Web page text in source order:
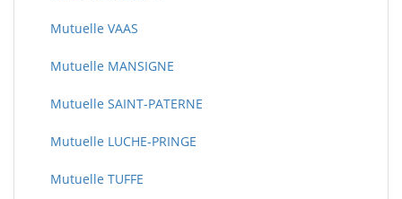
Mutuelle VAAS
Mutuelle MANSIGNE
Mutuelle SAINT-PATERNE
Mutuelle LUCHE-PRINGE
Mutuelle TUFFE